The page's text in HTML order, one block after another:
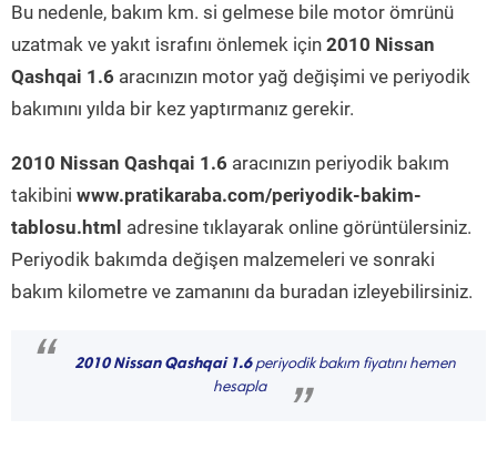
Bu nedenle, bakım km. si gelmese bile motor ömrünü
uzatmak ve yakıt israfını önlemek için 2010 Nissan
Qashqai 1.6 aracınızın motor yağ değişimi ve periyodik
bakımını yılda bir kez yaptırmanız gerekir.
2010 Nissan Qashqai 1.6 aracınızın periyodik bakım
takibini www.pratikaraba.com/periyodik-bakim-
tablosu.html adresine tıklayarak online görüntülersiniz.
Periyodik bakımda değişen malzemeleri ve sonraki
bakım kilometre ve zamanını da buradan izleyebilirsiniz.
“ 2010 Nissan Qashqai 1.6periyodik bakım fiyatını hemen
hesapla
”